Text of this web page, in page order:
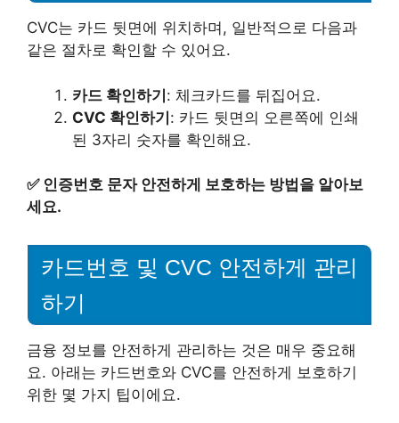
CVC는 카드 뒷면에 위치하며, 일반적으로 다음과
같은 절차로 확인할 수 있어요.
카드 확인하기: 체크카드를 뒤집어요.
CVC 확인하기: 카드 뒷면의 오른쪽에 인쇄
된 3자리 숫자를 확인해요.
✅ 인증번호 문자 안전하게 보호하는 방법을 알아보
세요.
카드번호 및 CVC 안전하게 관리
하기
금융 정보를 안전하게 관리하는 것은 매우 중요해
요. 아래는 카드번호와 CVC를 안전하게 보호하기
위한 몇 가지 팁이에요.